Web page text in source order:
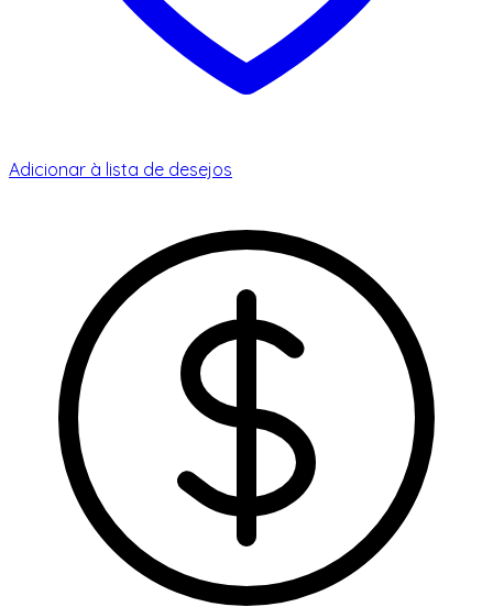
Adicionar à lista de desejos